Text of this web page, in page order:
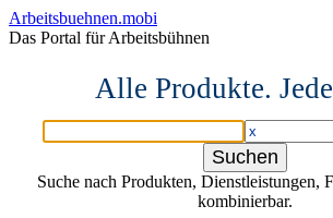
Arbeitsbuehnen.mobi
Das Portal für Arbeitsbühnen
Alle Produkte.
Suche nach Produkten, Dienstleistungen,
kombinierbar.